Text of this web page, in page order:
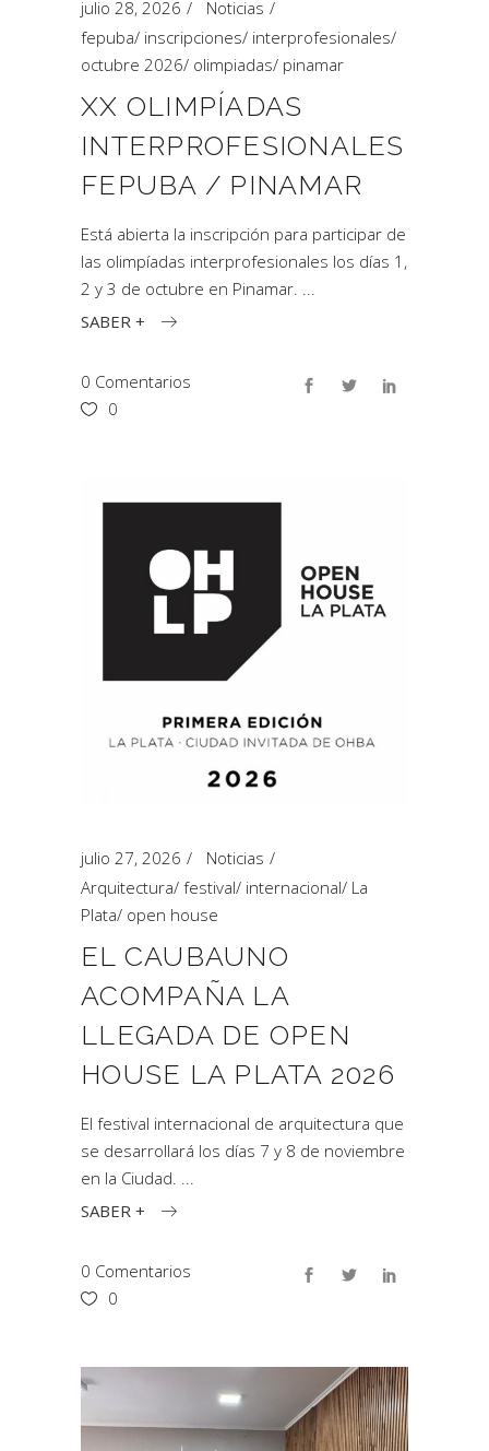
julio 28, 2026
Noticias
fepuba/ inscripciones/ interprofesionales/
octubre 2026/ olimpiadas/ pinamar
XX OLIMPÍADAS
INTERPROFESIONALES
FEPUBA / PINAMAR
Está abierta la inscripción para participar de
las olimpíadas interprofesionales los días 1,
2 y 3 de octubre en Pinamar.
SABER +
0 Comentarios
0
julio 27, 2026
Noticias
Arquitectura/ festival/ internacional/ La
Plata/ open house
EL CAUBAUNO
ACOMPAÑA LA
LLEGADA DE OPEN
HOUSE LA PLATA 2026
El festival internacional de arquitectura que
se desarrollará los días 7 y 8 de noviembre
en la Ciudad.
SABER +
0 Comentarios
0